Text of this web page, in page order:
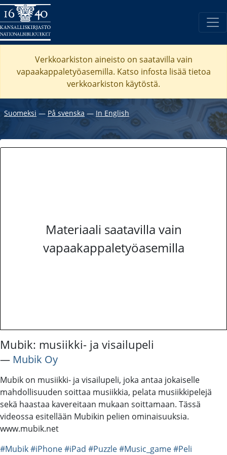
Verkkoarkiston aineisto on saatavilla vain
vapaakappaletyöasemilla. Katso infosta lisää tietoa
verkkoarkiston käytöstä.
Suomeksi ― På svenska ― In English
Materiaali saatavilla vain
vapaakappaletyöasemilla
Mubik: musiikki- ja visailupeli
― Mubik Oy
Mubik on musiikki- ja visailupeli, joka antaa jokaiselle
mahdollisuuden soittaa musiikkia, pelata musiikkipelejä
sekä haastaa kavereitaan mukaan soittamaan. Tässä
videossa esitellään Mubikin pelien ominaisuuksia.
www.mubik.net
#Mubik#iPhone#iPad #Puzzle#Music_game#Peli